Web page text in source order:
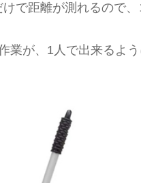
で距離が測れるので
が、1人で出来るよう